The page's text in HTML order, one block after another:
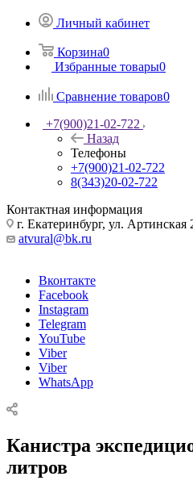
Личный кабинет
Корзина0
Избранные товары0
Сравнение товаров0
+7(900)21-02-722
Назад
Телефоны
+7(900)21-02-722
8(343)20-02-722
Контактная информация
г. Екатеринбург, ул. Артинская
atvural@bk.ru
Вконтакте
Facebook
Instagram
Telegram
YouTube
Viber
Viber
WhatsApp
Канистра
литров